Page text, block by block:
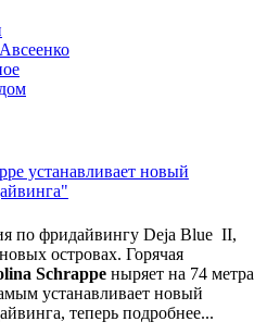
устанавливает новый
по фридайвингу Deja Blue II,
островах. Горячая
Schrappe ныряет на 74 метра
устанавливает новый
теперь подробнее...